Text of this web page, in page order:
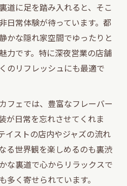
道に足を踏み入れると、そこ
日常体験が待っています。都
かな隠れ家空間でゆったりと
力です。特に深夜営業の店舗
のリフレッシュにも最適で
フェでは、豊富なフレーバー
が日常を忘れさせてくれま
イストの店内やジャズの流れ
る世界観を楽しめるのも裏渋
な裏道で心からリラックスで
多く寄せられています。